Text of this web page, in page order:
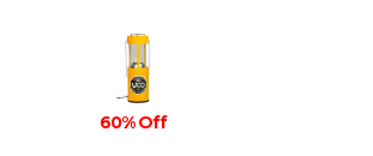
60% Off